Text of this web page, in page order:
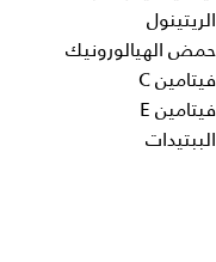
الريتينول
حمض الهيالورونيك
فيتامين C
فيتامين E
الببتيدات